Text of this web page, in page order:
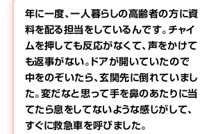
年に一度、一人暮らしの高齢者の方に資
料を配る担当をしているんです。チャイ
ムを押しても反応がなくて、声をかけて
も返事がない。ドアが開いていたので
中をのぞいたら、玄関先に倒れていまし
た。変だなと思って手を鼻のあたりに当
てたら息をしてないような感じがして、
すぐに救急車を呼びました。